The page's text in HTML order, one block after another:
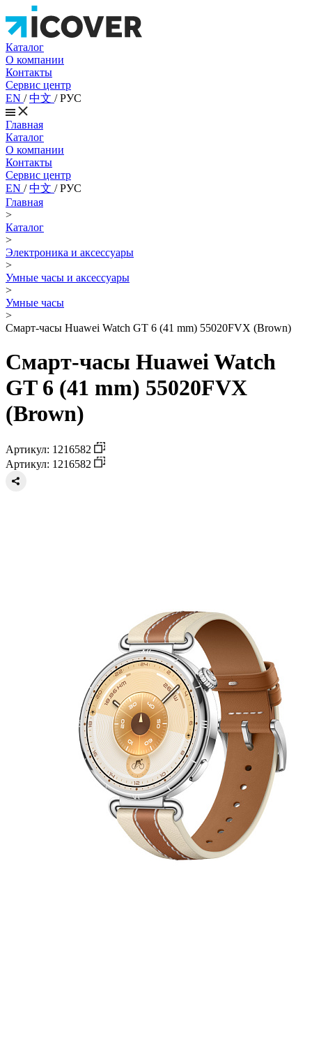
Каталог
О компании
Контакты
Сервис центр
EN /中文 /РУС
Главная
Каталог
О компании
Контакты
Сервис центр
EN /中文 /РУС
Главная
>
Каталог
>
Электроника и аксессуары
>
Умные часы и аксессуары
>
Умные часы
>
Смарт-часы Huawei Watch GT 6 (41 mm) 55020FVX (Brown)
Смарт-часы Huawei Watch
GT 6 (41 mm) 55020FVX
(Brown)
Артикул: 1216582
Артикул: 1216582